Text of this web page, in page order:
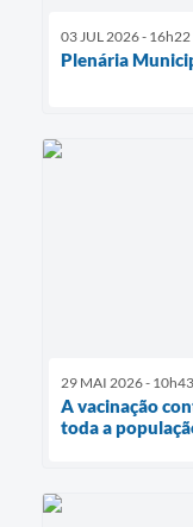
03 JUL 2026 - 16h22
Plenária
29 MAI 2026 - 10h43
A vacinação
toda a